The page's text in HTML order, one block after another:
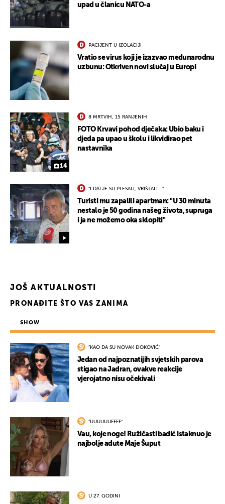
upad u članicu NATO-a
PACIJENT U IZOLACIJI
Vratio se virus koji je izazvao međunarodnu
uzbunu: Otkriven novi slučaj u Europi
14
8 MRTVIH, 15 RANJENIH
FOTO Krvavi pohod dječaka: Ubio baku i
djeda pa upao u školu i likvidirao pet
nastavnika
"I DALJE SU PLESALI, VRIŠTALI..."
Turisti mu zapalili apartman: "U 30 minuta
nestalo je 50 godina našeg života, supruga
i ja ne možemo oka sklopiti"
JOŠ AKTUALNOSTI
PRONAĐITE ŠTO VAS ZANIMA
SHOW
"KAO DA SU NOVAK ĐOKOVIĆ"
Jedan od najpoznatijih svjetskih parova
stigao na Jadran, ovakve reakcije
vjerojatno nisu očekivali
"UUUUUUFFFF"
Vau, koje noge! Ružičasti badić istaknuo je
najbolje adute Maje Šuput
U 27. GODINI